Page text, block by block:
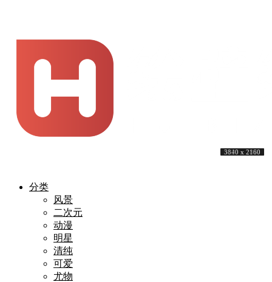
分类
风景
二次元
动漫
明星
清纯
可爱
尤物
4000 x 2300
4243 x 2160
3840 x 2160
3840 x 2160
3840 x 2160
4093 x 2274
3840 x 2160
3840 x 2160
5120 x 2880
3840 x 2160